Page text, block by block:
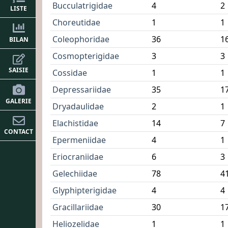
LISTE
BILAN
SAISIE
GALERIE
CONTACT
Bucculatrigidae
4
2
Choreutidae
1
1
Coleophoridae
36
Cosmopterigidae
3
3
Cossidae
1
1
Depressariidae
35
Dryadaulidae
2
1
Elachistidae
14
7
Epermeniidae
4
1
Eriocraniidae
6
3
Gelechiidae
78
41
Glyphipterigidae
4
4
Gracillariidae
30
Heliozelidae
1 1